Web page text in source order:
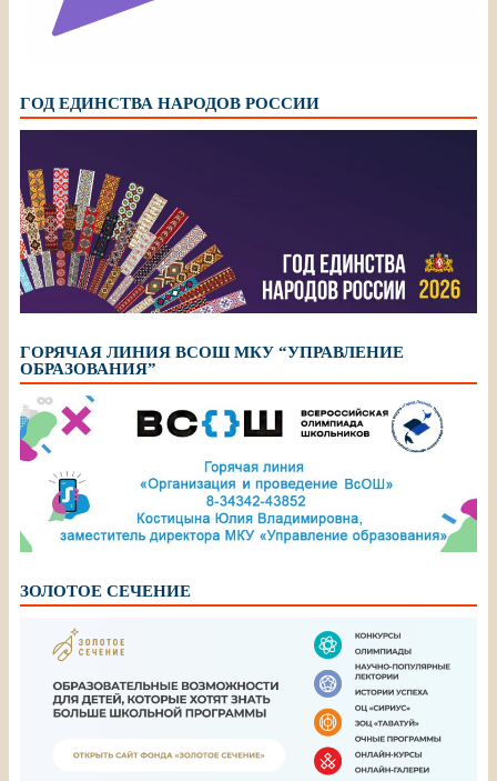
ГОД ЕДИНСТВА НАРОДОВ РОССИИ
ГОРЯЧАЯ ЛИНИЯ ВСОШ МКУ “УПРАВЛЕНИЕ
ОБРАЗОВАНИЯ”
ЗОЛОТОЕ СЕЧЕНИЕ